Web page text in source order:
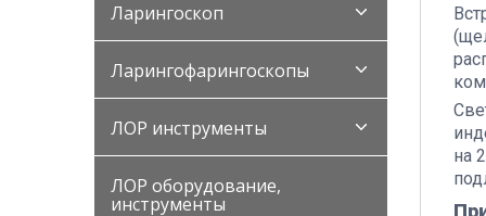
Ларингоскоп
Ларингофарингоскопы
ЛОР инструменты
ЛОР оборудование,
инструменты
на